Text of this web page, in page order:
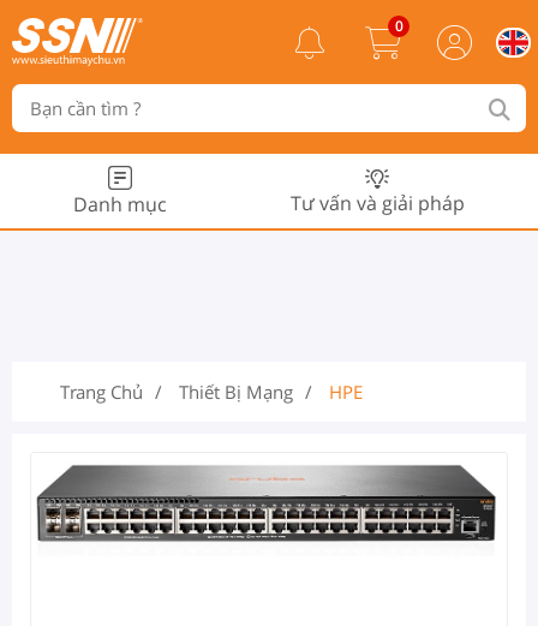
0
Danh mục Tư vấn và giải pháp
Trang Chủ Thiết Bị Mạng HPE